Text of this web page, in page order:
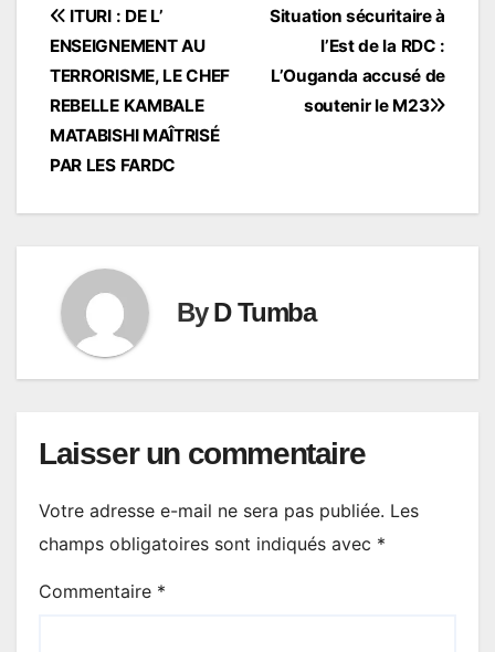
Navigation
de
l’article
Situation sécuritaire à
l’Est de la RDC :
L’Ouganda accusé de
soutenir le M23
ITURI : DE L’
ENSEIGNEMENT AU
TERRORISME, LE CHEF
REBELLE KAMBALE
MATABISHI MAÎTRISÉ
PAR LES FARDC
ByD Tumba
Laisser un commentaire
Votre adresse e-mail ne sera pas publiée. Les
champs obligatoires sont indiqués avec *
Commentaire *